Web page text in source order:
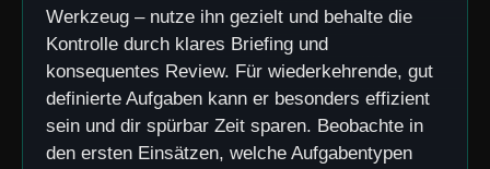
Werkzeug – nutze ihn gezielt und behalte die
Kontrolle durch klares Briefing und
konsequentes Review. Für wiederkehrende, gut
definierte Aufgaben kann er besonders effizient
sein und dir spürbar Zeit sparen. Beobachte in
den ersten Einsätzen, welche Aufgabentypen